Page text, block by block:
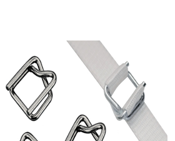
BUKLE TOKA